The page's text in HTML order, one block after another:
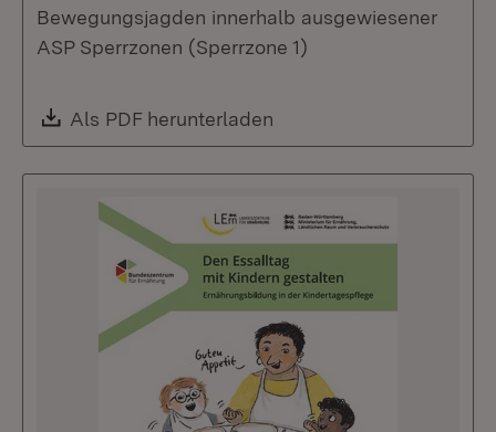
Bewegungsjagden innerhalb ausgewiesener
ASP Sperrzonen (Sperrzone 1)
Download:
Als PDF herunterladen